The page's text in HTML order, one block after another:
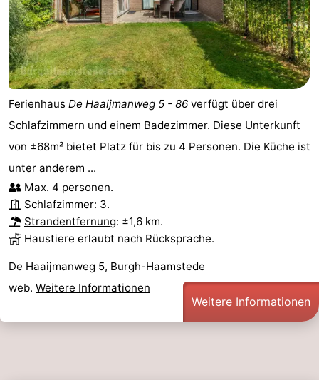
Ferienhaus De Haaijmanweg 5 - 86 verfügt über drei
Schlafzimmern und einem Badezimmer. Diese Unterkunft
von ±68m² bietet Platz für bis zu 4 Personen. Die Küche ist
unter anderem ...
Max. 4 personen.
Schlafzimmer: 3.
Strandentfernung: ±1,6 km.
Haustiere erlaubt nach Rücksprache.
De Haaijmanweg 5, Burgh-Haamstede
web. Weitere Informationen
Weitere Informationen